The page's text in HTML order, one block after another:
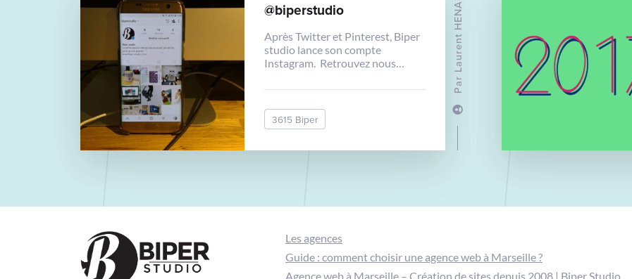
Par
Laurent HENAFF
@biperstudio
Après Twitter et Pinterest, Biper
studio lance son compte
Instagram. Retrouvez nous
3615 Biper
Les agences
Guide : comment choisir une agence web à Marseille ?
Agence web à Marseille – Création de sites depuis 2008 | Biper Studio